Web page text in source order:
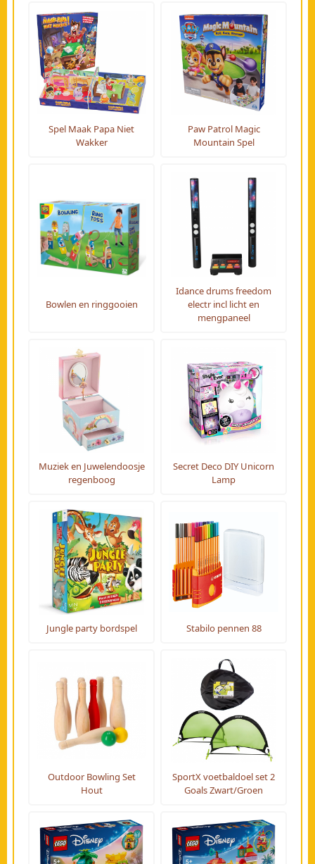
Spel Maak Papa Niet
Wakker
Paw Patrol Magic
Mountain Spel
Bowlen en ringgooien
Idance drums freedom
electr incl licht en
mengpaneel
Muziek en Juwelendoosje
regenboog
Secret Deco DIY Unicorn
Lamp
Jungle party bordspel Stabilo pennen 88
Outdoor Bowling Set
Hout
SportX voetbaldoel set 2
Goals Zwart/Groen